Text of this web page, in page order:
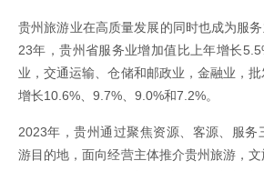
贵州旅游业在高质量发展的同时也成为服
23年，贵州省服务业增加值比上年增长
业，交通运输、仓储和邮政业，金融业，
增长10.6%、9.7%、9.0%和7.2%。
2023年，贵州通过聚焦资源、客源、服务
游目的地，面向经营主体推介贵州旅游，